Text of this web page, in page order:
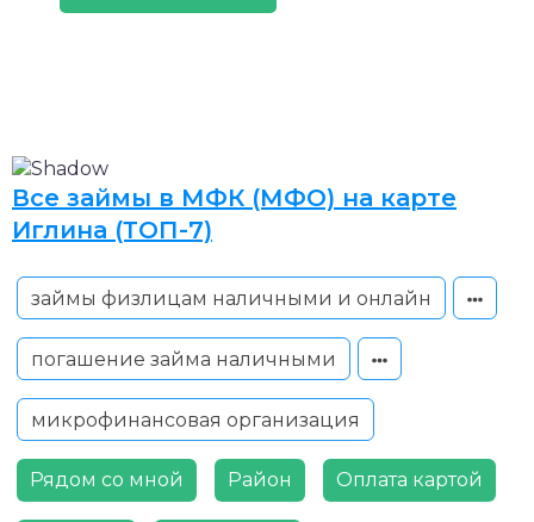
Все займы в МФК (МФО) на карте
Иглина (ТОП-7)
займы физлицам наличными и онлайн
погашение займа наличными
микрофинансовая организация
Рядом со мной Район Оплата картой